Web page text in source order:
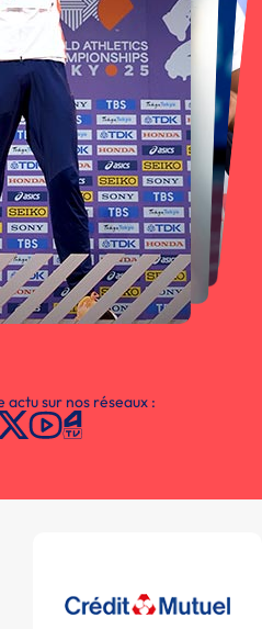
actu sur nos réseaux :